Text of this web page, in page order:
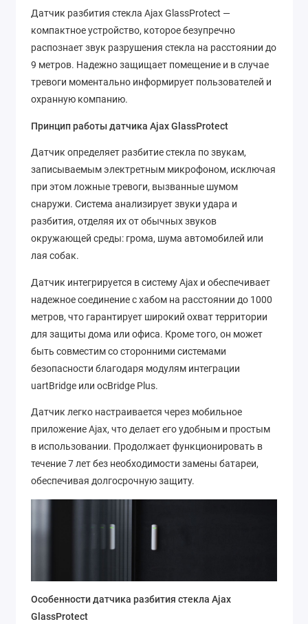
Датчик разбития стекла Ajax GlassProtect —
компактное устройство, которое безупречно
распознает звук разрушения стекла на расстоянии до
9 метров. Надежно защищает помещение и в случае
тревоги моментально информирует пользователей и
охранную компанию.
Принцип работы датчика Ajax GlassProtect
Датчик определяет разбитие стекла по звукам,
записываемым электретным микрофоном, исключая
при этом ложные тревоги, вызванные шумом
снаружи. Система анализирует звуки удара и
разбития, отделяя их от обычных звуков
окружающей среды: грома, шума автомобилей или
лая собак.
Датчик интегрируется в систему Ajax и обеспечивает
надежное соединение с хабом на расстоянии до 1000
метров, что гарантирует широкий охват территории
для защиты дома или офиса. Кроме того, он может
быть совместим со сторонними системами
безопасности благодаря модулям интеграции
uartBridge или ocBridge Plus.
Датчик легко настраивается через мобильное
приложение Ajax, что делает его удобным и простым
в использовании. Продолжает функционировать в
течение 7 лет без необходимости замены батареи,
обеспечивая долгосрочную защиту.
Особенности датчика разбития стекла Ajax
GlassProtect